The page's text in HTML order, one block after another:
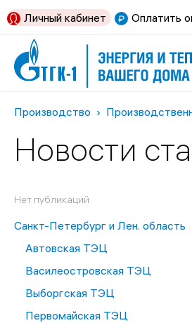
Оплатить
Личный кабинет
Производство
Новости
Нет публикаций
Санкт-Петербург и Лен. область
Автовская ТЭЦ
Василеостровская ТЭЦ
Выборгская ТЭЦ
Первомайская ТЭЦ